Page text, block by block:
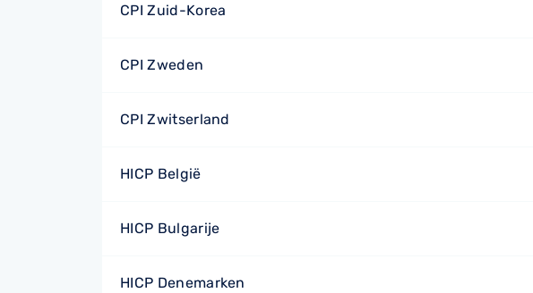
CPI Zuid-Korea
CPI Zweden
CPI Zwitserland
HICP België
HICP Bulgarije
HICP Denemarken